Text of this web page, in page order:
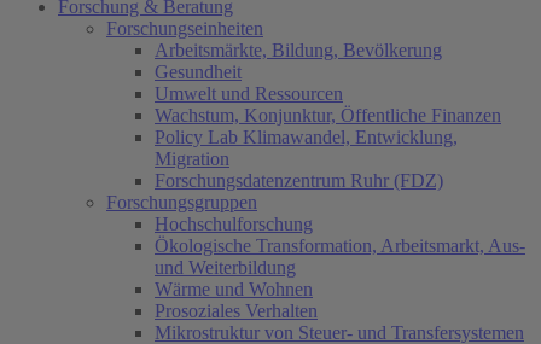
Forschung & Beratung
Forschungseinheiten
Arbeitsmärkte, Bildung, Bevölkerung
Gesundheit
Umwelt und Ressourcen
Wachstum, Konjunktur, Öffentliche Finanzen
Policy Lab Klimawandel, Entwicklung,
Migration
Forschungsdatenzentrum Ruhr (FDZ)
Forschungsgruppen
Hochschulforschung
Ökologische Transformation, Arbeitsmarkt, Aus-
und Weiterbildung
Wärme und Wohnen
Prosoziales Verhalten
Mikrostruktur von Steuer- und Transfersystemen